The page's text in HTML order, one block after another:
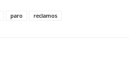
paro reclamos